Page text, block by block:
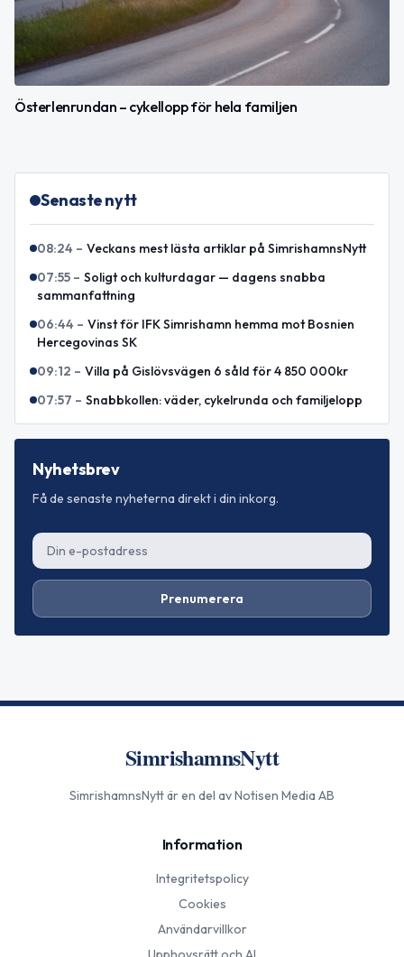
Österlenrundan – cykellopp för hela familjen
Senaste nytt
08:24 – Veckans mest lästa artiklar på SimrishamnsNytt
07:55 – Soligt och kulturdagar — dagens snabba
sammanfattning
06:44 – Vinst för IFK Simrishamn hemma mot Bosnien
Hercegovinas SK
09:12 – Villa på Gislövsvägen 6 såld för 4 850 000kr
07:57 – Snabbkollen: väder, cykelrunda och familjelopp
Nyhetsbrev
Få de senaste nyheterna direkt i din inkorg.
Prenumerera
SimrishamnsNytt
SimrishamnsNyttär en del av Notisen Media AB
Information
Integritetspolicy
Cookies
Användarvillkor